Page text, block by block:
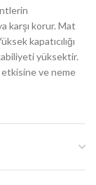
karşı korur. Mat
kapatıcılığı
yüksektir.
ve neme